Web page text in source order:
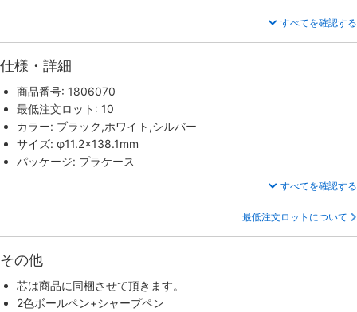
すべてを確認する
仕様・詳細
商品番号: 1806070
最低注文ロット: 10
カラー: ブラック,ホワイト,シルバー
サイズ: φ11.2×138.1mm
パッケージ: プラケース
すべてを確認する
最低注文ロットについて
その他
芯は商品に同梱させて頂きます。
2色ボールペン+シャープペン